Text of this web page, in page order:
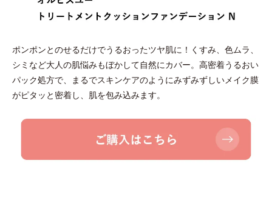
ポンポンとのせるだけでうるおったツヤ肌に！くすみ、色ムラ、
シミなど大人の肌悩みもぼかして自然にカバー。高密着うるおい
パック処方で、まるでスキンケアのようにみずみずしいメイク膜
がピタッと密着し、肌を包み込みます。